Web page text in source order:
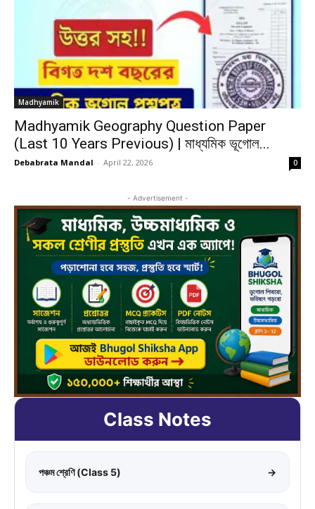
Madhyamik
Madhyamik Geography Question Paper
(Last 10 Years Previous) | মাধ্যমিক ভূগোল...
Debabrata Mandal - April 22, 2026 0
- Advertisement -
Class Notes
পঞ্চম শ্রেণি (Class 5) →